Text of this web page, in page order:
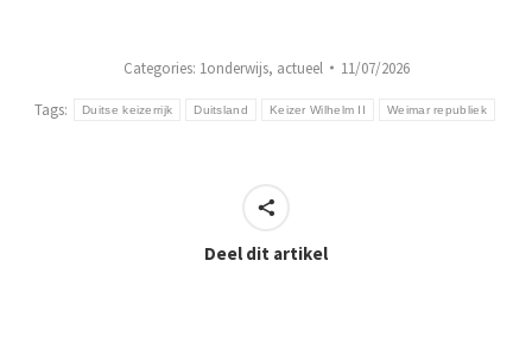
Categories: 1onderwijs, actueel 11/07/2026
Tags: Duitse keizerrijk Duitsland Keizer Wilhelm II Weimar republiek
Deel dit artikel